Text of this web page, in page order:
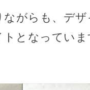
がらも、デ
となっていま